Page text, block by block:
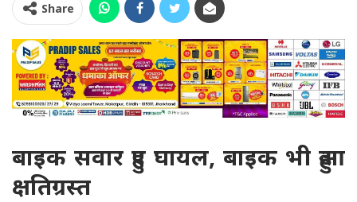
Share
बाइक सवार हुए घायल, बाइक भी हुआ
क्षतिग्रस्त